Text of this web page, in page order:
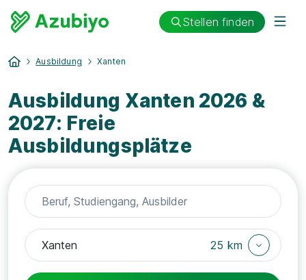
Stellen finden
Ausbildung Xanten
Ausbildung Xanten 2026 &
2027: Freie
Ausbildungsplätze
25 km